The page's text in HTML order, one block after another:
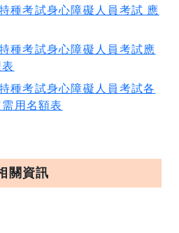
種考試身心障礙人員考試 應
種考試身心障礙人員考試應
種考試身心障礙人員考試各
用名額表
關資訊